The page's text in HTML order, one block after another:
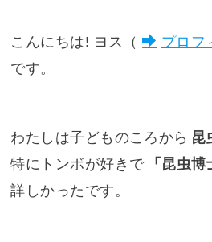
こんにちは! ヨス（ プロフ
です。
わたしは子どものころから 昆
特にトンボが好きで
「昆虫
詳しかったです。